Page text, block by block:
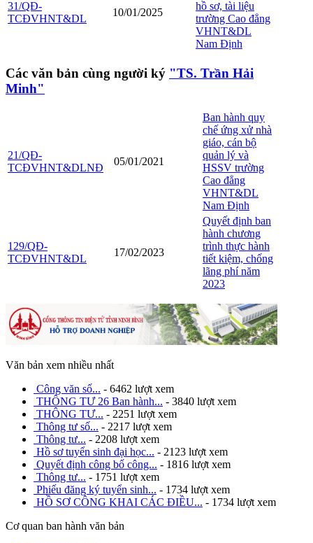
31/QĐ-
TCĐVHNT&DL
10/01/2025
hồ sơ, tài liệu
trường Cao đẳng
VHNT&DL
Nam Định
Các văn bản cùng người ký "TS. Trần Hải
Minh"
21/QĐ-
TCĐVHNT&DLNĐ
05/01/2021
Ban hành quy
chế ứng xử nhà
giáo, cán bộ
quản lý và
HSSV trường
Cao đẳng
VHNT&DL
Nam Định
129/QĐ-
TCĐVHNT&DL
17/02/2023
Quyết định ban
hành chương
trình thực hành
tiết kiệm, chống
lãng phí năm
2023
Văn bản xem nhiều nhất
Công văn số... - 6462 lượt xem
THÔNG TƯ 26 Ban hành... - 3840 lượt xem
THÔNG TƯ... - 2251 lượt xem
Thông tư số... - 2217 lượt xem
Thông tư... - 2208 lượt xem
Hồ sơ tuyển sinh đại học... - 2123 lượt xem
Quyết định công bố công... - 1816 lượt xem
Thông tư... - 1751 lượt xem
Phiếu đăng ký tuyển sinh... - 1734 lượt xem
HỒ SƠ CÔNG KHAI CÁC ĐIỀU... - 1734 lượt xem
Cơ quan ban hành văn bản